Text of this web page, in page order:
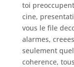
toi
cine,
vous le file
alarmes,
seulement
coherence,